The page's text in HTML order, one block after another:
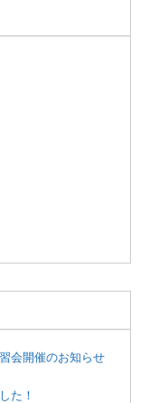
会開催のお知らせ
た！